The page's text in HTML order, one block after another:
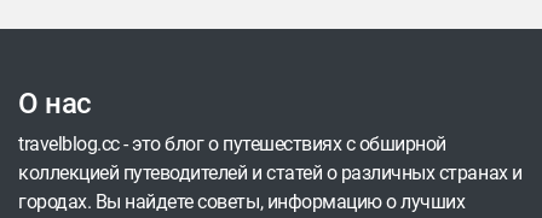
О нас
travelblog.cc - это блог о путешествиях с обширной
коллекцией путеводителей и статей о различных странах и
городах. Вы найдете советы, информацию о лучших